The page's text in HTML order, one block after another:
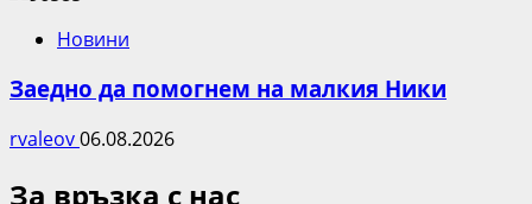
Новини
Заедно да помогнем на малкия Ники
rvaleov06.08.2026
За връзка с нас